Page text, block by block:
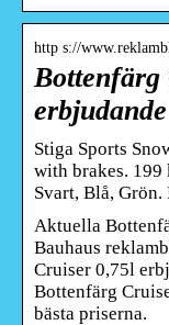
http s://
Bottenfärg
Stiga Sports
with brakes.
Svart, Blå,
Aktuella
Bauhaus
Cruiser 0,75l
Bottenfärg
bästa priserna.